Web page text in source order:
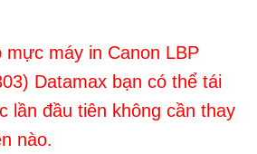
máy in Canon LBP
Datamax bạn có thể tái
lần đầu tiên không cần thay
nào.